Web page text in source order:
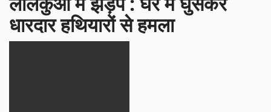
धारदार हथियारों से हमला